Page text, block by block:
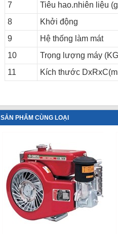
7
Tiêu hao.nhiên liệu
8
Khởi động
9
Hệ thống làm mát
10
Trọng lượng máy
11
Kích thước
SẢN PHẨM CÙNG LOẠI